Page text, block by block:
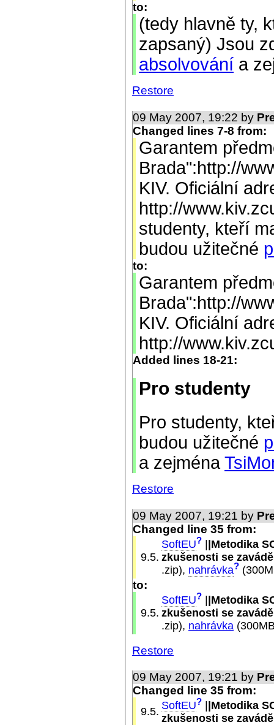
to:
(tedy hlavně ty,
zapsaný) Jsou
absolvování a
Restore
09 May 2007, 19:22 by
Changed lines 7-8 from:
Garantem
Brada":http://
KIV. Oficiální
http://
studenty, kteří
budou užitečné
to:
Garantem
Brada":http://
KIV. Oficiální
http://
Added lines 18-21:
Pro studenty
Pro studenty,
budou užitečné
a zejména
Restore
09 May 2007, 19:21 by
Changed line 35 from:
9.5.
SoftEU? ||Metodika
zkušenosti se
.zip), nahrávka?
to:
9.5.
SoftEU? ||Metodika
zkušenosti se
.zip), nahrávka
Restore
09 May 2007, 19:21 by
Changed line 35 from:
9.5. SoftEU? ||Metodika
zkušenosti se